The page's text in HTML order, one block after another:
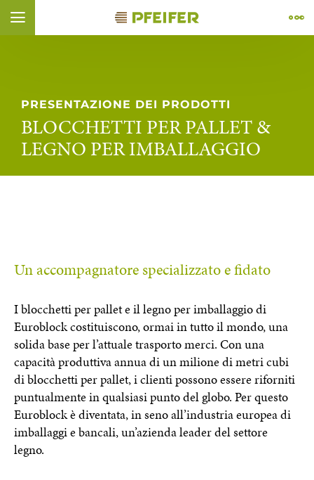
Vai al contenuto ( Control + Option+ 1)
Vai al piè di pagina ( Control + Option+ 2)
Vai alla navigazione ( Control + Option
Vai alla ricerca ( Control + Option+ 4)
Apri il widget di accessibilità (Control + Option
Vai alla dichiarazione di accessibilità (Control + Option
PRESENTAZIONE DEI PRODOTTI
BLOCCHETTI PER PALLET &
LEGNO PER IMBALLAGGIO
Un accompagnatore specializzato e fidato
I blocchetti per pallet e il legno per imballaggio di
Euroblock costituiscono, ormai in tutto il mondo, una
solida base per l’attuale trasporto merci. Con una
capacità produttiva annua di un milione di metri cubi
di blocchetti per pallet, i clienti possono essere riforniti
puntualmente in qualsiasi punto del globo. Per questo
Euroblock è diventata, in seno all’industria europea di
imballaggi e bancali, un’azienda leader del settore
legno.